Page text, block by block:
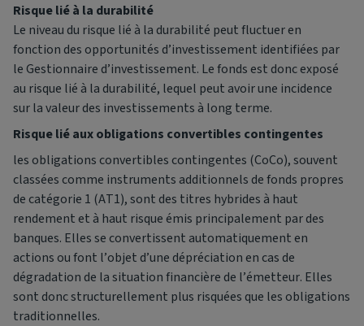
Risque lié à la durabilité
Le niveau du risque lié à la durabilité peut fluctuer en
fonction des opportunités d’investissement identifiées par
le Gestionnaire d’investissement. Le fonds est donc exposé
au risque lié à la durabilité, lequel peut avoir une incidence
sur la valeur des investissements à long terme.
Risque lié aux obligations convertibles contingentes
les obligations convertibles contingentes (CoCo), souvent
classées comme instruments additionnels de fonds propres
de catégorie 1 (AT1), sont des titres hybrides à haut
rendement et à haut risque émis principalement par des
banques. Elles se convertissent automatiquement en
actions ou font l’objet d’une dépréciation en cas de
dégradation de la situation financière de l’émetteur. Elles
sont donc structurellement plus risquées que les obligations
traditionnelles.